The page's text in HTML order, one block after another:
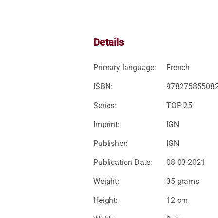
Details
Primary language: French
ISBN:
Series: TOP 25
Imprint: IGN
Publisher: IGN
Publication Date: 08-03-2021
Weight: 35 grams
Height: 12 cm